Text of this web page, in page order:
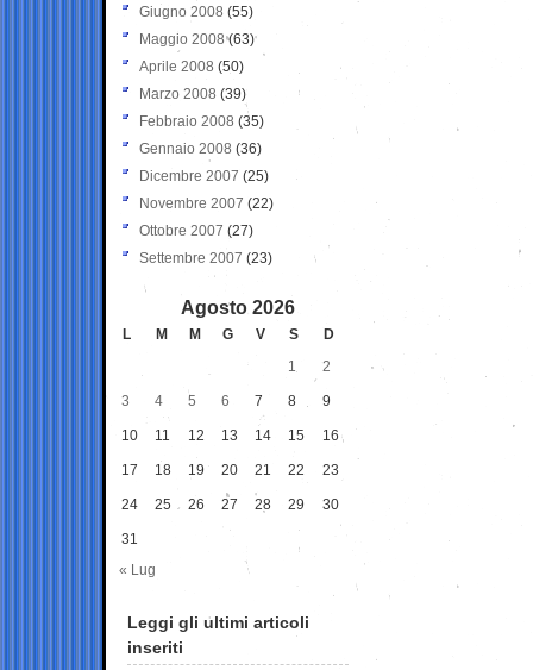
Giugno 2008 (55)
Maggio 2008(63)
Aprile 2008 (50)
Marzo 2008 (39)
Febbraio 2008 (35)
Gennaio 2008 (36)
Dicembre 2007 (25)
Novembre 2007 (22)
Ottobre 2007 (27)
Settembre 2007 (23)
Agosto 2026
L M M G V S
D
1
2
3 4 5 6 7 8 9
10 11 12 13 14 15 16
17 18 19 20 21 22 23
24 25 26 27 28 29 30
31
« Lug
Leggi gli ultimi articoli
inseriti